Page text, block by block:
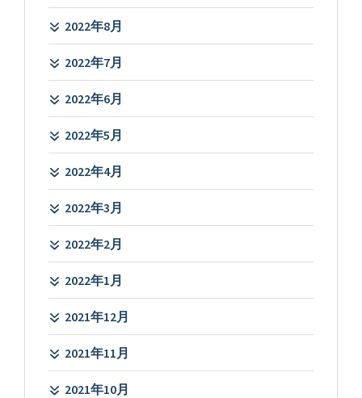
2022年8月
2022年7月
2022年6月
2022年5月
2022年4月
2022年3月
2022年2月
2022年1月
2021年12月
2021年11月
2021年10月